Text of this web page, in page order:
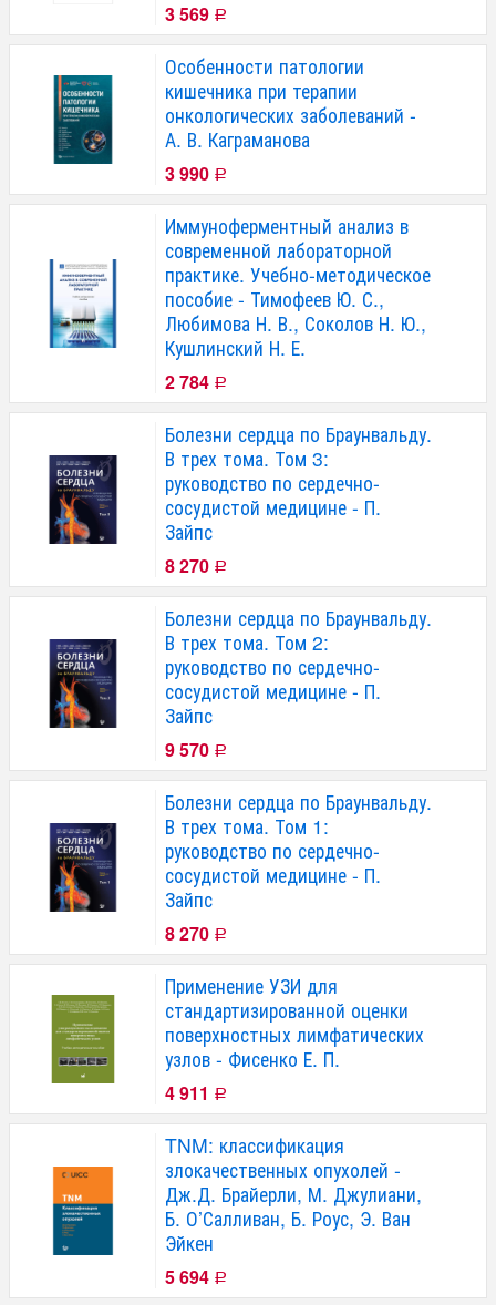
3 569 Р
Особенности патологии
кишечника при терапии
онкологических заболеваний -
А. В. Каграманова
3 990 Р
Иммуноферментный анализ в
современной лабораторной
практике. Учебно-методическое
пособие - Тимофеев Ю. С.,
Любимова Н. В., Соколов Н. Ю.,
Кушлинский Н. Е.
2 784 Р
Болезни сердца по Браунвальду.
В трех тома. Том 3:
руководство по сердечно-
сосудистой медицине - П.
Зайпс
8 270 Р
Болезни сердца по Браунвальду.
В трех тома. Том 2:
руководство по сердечно-
сосудистой медицине - П.
Зайпс
9 570 Р
Болезни сердца по Браунвальду.
В трех тома. Том 1:
руководство по сердечно-
сосудистой медицине - П.
Зайпс
8 270 Р
Применение УЗИ для
стандартизированной оценки
поверхностных лимфатических
узлов - Фисенко Е. П.
4 911 Р
TNM: классификация
злокачественных опухолей -
Дж.Д. Брайерли, М. Джулиани,
Б. О’Салливан, Б. Роус, Э. Ван
Эйкен
5 694 Р